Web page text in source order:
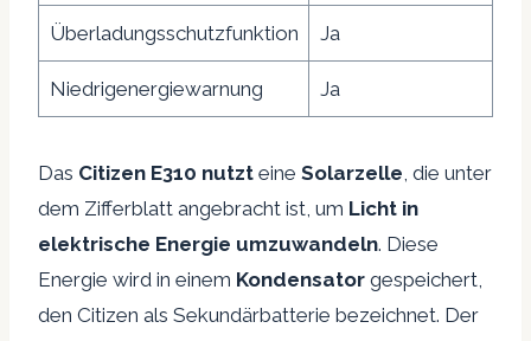
Überladungsschutzfunktion Ja
Niedrigenergiewarnung Ja
Das Citizen E310 nutzt eine Solarzelle, die unter
dem Zifferblatt angebracht ist, um Licht in
elektrische Energie umzuwandeln. Diese
Energie wird in einem Kondensator gespeichert,
den Citizen als Sekundärbatterie bezeichnet. Der